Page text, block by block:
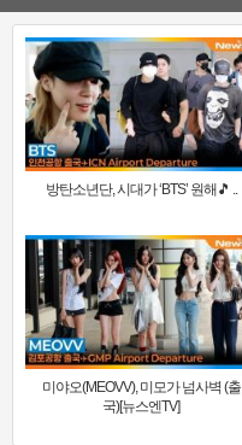
방탄소년단, 시대가 ‘BTS’ 원해🎵 ..
미야오(MEOVV), 미모가 넘사벽 (출
국)[뉴스엔TV]